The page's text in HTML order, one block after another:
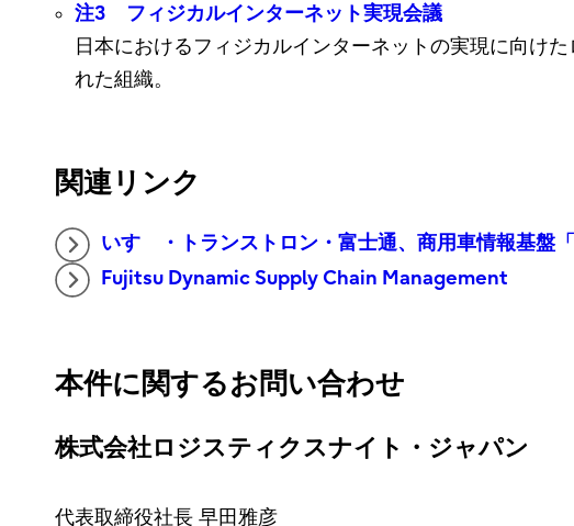
注3 フィジカルインターネット実現会議
日本におけるフィジカルインターネットの実現に向け
れた組織。
関連リンク
いすゞ・トランストロン・富士通、商用車情報基盤
Fujitsu Dynamic Supply Chain Management
本件に関するお問い合わせ
株式会社ロジスティクスナイト・ジャパン
代表取締役社長 早田雅彦